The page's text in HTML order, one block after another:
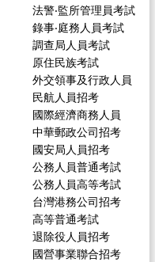
法警‧監所管理員考試
錄事‧庭務人員考試
調查局人員考試
原住民族考試
外交領事及行政人員
民航人員招考
國際經濟商務人員
中華郵政公司招考
國安局人員招考
公務人員普通考試
公務人員高等考試
台灣港務公司招考
高等普通考試
退除役人員招考
國營事業聯合招考